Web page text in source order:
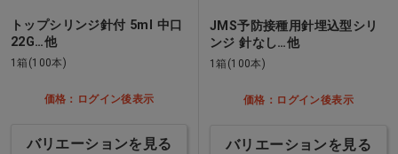
トップシリンジ針付 5ml 中口
22G…他
1箱(100本)
価格：ログイン後表示
バリエーションを見る
JMS予防接種用針埋込型シリ
ンジ 針なし…他
1箱(100本)
価格：ログイン後表示
バリエーションを見る